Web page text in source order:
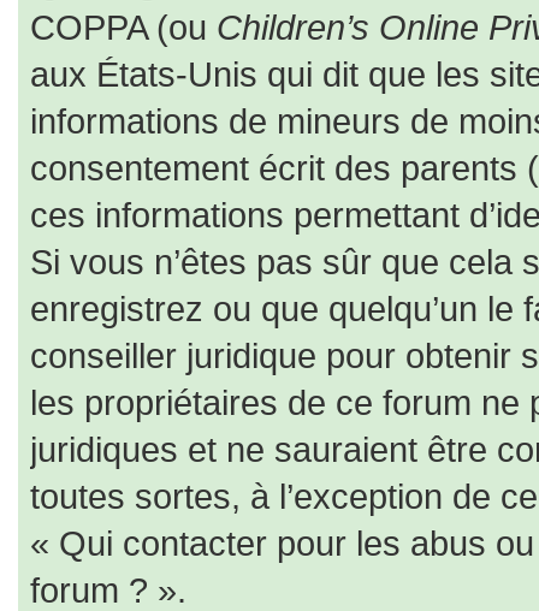
COPPA (ou Children’s Online
aux États-Unis qui dit que les
informations de mineurs de
consentement écrit des parents
ces informations permettant
Si vous n’êtes pas sûr que cela
enregistrez ou que quelqu’un
conseiller juridique pour obtenir
les propriétaires de ce forum
juridiques et ne sauraient être
toutes sortes, à l’exception de
« Qui contacter pour les abus
forum ? ».